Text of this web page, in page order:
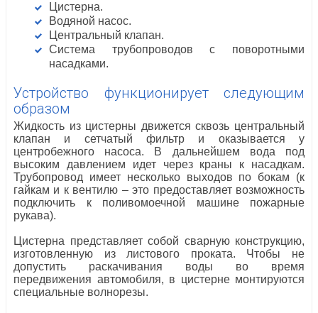
Цистерна.
Водяной насос.
Центральный клапан.
Система трубопроводов с поворотными
насадками.
Устройство функционирует следующим
образом
Жидкость из цистерны движется сквозь центральный
клапан и сетчатый фильтр и оказывается у
центробежного насоса. В дальнейшем вода под
высоким давлением идет через краны к насадкам.
Трубопровод имеет несколько выходов по бокам (к
гайкам и к вентилю – это предоставляет возможность
подключить к поливомоечной машине пожарные
рукава).
Цистерна представляет собой сварную конструкцию,
изготовленную из листового проката. Чтобы не
допустить раскачивания воды во время
передвижения автомобиля, в цистерне монтируются
специальные волнорезы.